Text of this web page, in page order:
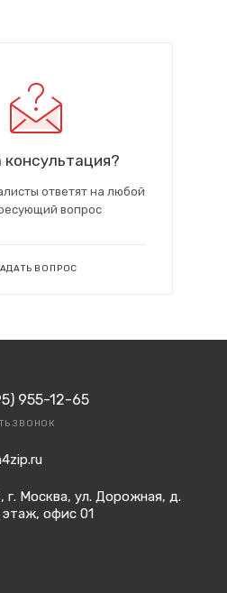
ответят на любой
вопрос
ВОПРОС
955-12-65
ЗВОНОК
г. Москва, ул. Дорожная, д.
офис 01